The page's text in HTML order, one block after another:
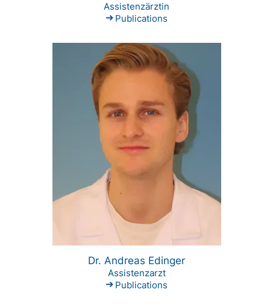
Assistenzärztin
Publications
Dr. Andreas Edinger
Assistenzarzt
Publications